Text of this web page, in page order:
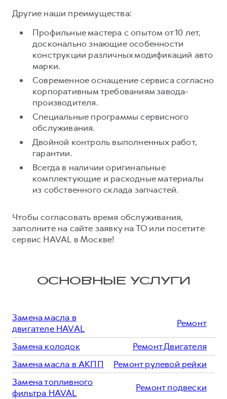
Другие наши преимущества:
Профильные мастера с опытом от 10 лет,
досконально знающие особенности
конструкции различных модификаций авто
марки.
Современное оснащение сервиса согласно
корпоративным требованиям завода-
производителя.
Специальные программы сервисного
обслуживания.
Двойной контроль выполненных работ,
гарантии.
Всегда в наличии оригинальные
комплектующие и расходные материалы
из собственного склада запчастей.
Чтобы согласовать время обслуживания,
заполните на сайте заявку на ТО или посетите
сервис HAVAL в Москве!
ОСНОВНЫЕ УСЛУГИ
Замена масла в
двигателе HAVAL
Ремонт
Замена колодок
Ремонт Двигателя
Замена масла в АКПП
Ремонт рулевой рейки
Замена топливного
фильтра HAVAL
Ремонт подвески